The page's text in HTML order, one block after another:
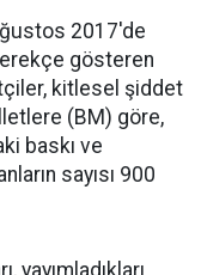
2017'de
gösteren
kitlesel şiddet
(BM) göre,
baskı ve
sayısı 900
yayımladıkları